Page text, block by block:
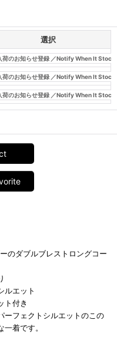
選択
荷のお知らせ登録 ／Notify When It Stock
荷のお知らせ登録 ／Notify When It Stock
荷のお知らせ登録 ／Notify When It Stock
のダブルブレストロングコー
ルエット
ト付き
ーフェクトシルエットのこの
着です。